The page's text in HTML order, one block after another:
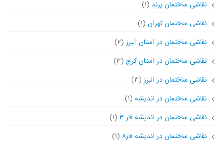
نقاشی ساختمان پرند (۱)
نقاشی ساختمان تهران (۱)
نقاشی ساختمان در استان البرز (۲)
نقاشی ساختمان در استان کرج (۳)
نقاشی ساختمان در البرز (۳)
نقاشی ساختمان در اندیشه (۱)
نقاشی ساختمان در اندیشه فاز ۳
(۱)
نقاشی ساختمان در اندیشه فاز۸ (۱)